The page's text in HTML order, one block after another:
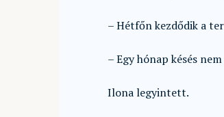
– Hétfőn kezdődik a
– Egy hónap késés
Ilona legyintett.